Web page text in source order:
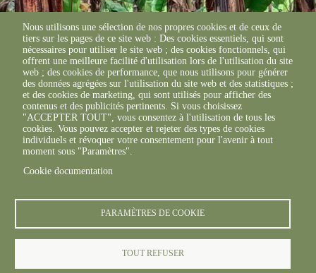
Nous utilisons une sélection de nos propres cookies et de ceux de
tiers sur les pages de ce site web : Des cookies essentiels, qui sont
nécessaires pour utiliser le site web ; des cookies fonctionnels, qui
offrent une meilleure facilité d'utilisation lors de l'utilisation du site
web ; des cookies de performance, que nous utilisons pour générer
des données agrégées sur l'utilisation du site web et des statistiques ;
et des cookies de marketing, qui sont utilisés pour afficher des
contenus et des publicités pertinents. Si vous choisissez
"ACCEPTER TOUT", vous consentez à l'utilisation de tous les
cookies. Vous pouvez accepter et rejeter des types de cookies
individuels et révoquer votre consentement pour l'avenir à tout
moment sous "Paramètres".
Cookie documentation
PARAMÈTRES DE COOKIE
TOUT REFUSER